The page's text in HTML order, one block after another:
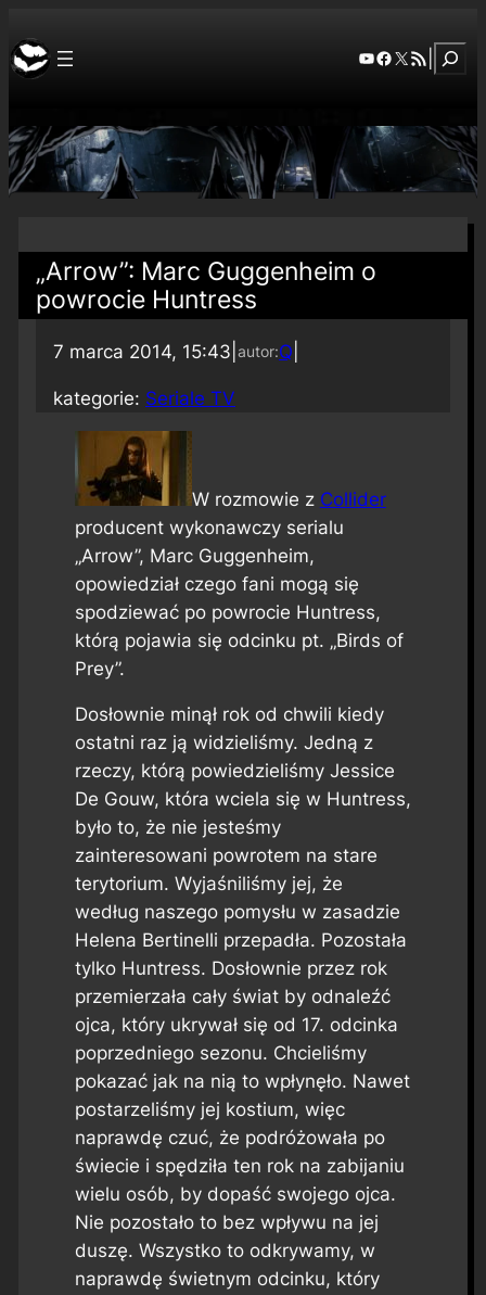
YouTube
Facebook
X RSS Feed
„Arrow”: Marc Guggenheim o
powrocie Huntress
7 marca 2014, 15:43 autor:Q
kategorie: Seriale TV
W rozmowie z Collider
producent wykonawczy serialu
„Arrow”, Marc Guggenheim,
opowiedział czego fani mogą się
spodziewać po powrocie Huntress,
którą pojawia się odcinku pt. „Birds of
Prey”.
Dosłownie minął rok od chwili kiedy
ostatni raz ją widzieliśmy. Jedną z
rzeczy, którą powiedzieliśmy Jessice
De Gouw, która wciela się w Huntress,
było to, że nie jesteśmy
zainteresowani powrotem na stare
terytorium. Wyjaśniliśmy jej, że
według naszego pomysłu w zasadzie
Helena Bertinelli przepadła. Pozostała
tylko Huntress. Dosłownie przez rok
przemierzała cały świat by odnaleźć
ojca, który ukrywał się od 17. odcinka
poprzedniego sezonu. Chcieliśmy
pokazać jak na nią to wpłynęło. Nawet
postarzeliśmy jej kostium, więc
naprawdę czuć, że podróżowała po
świecie i spędziła ten rok na zabijaniu
wielu osób, by dopaść swojego ojca.
Nie pozostało to bez wpływu na jej
duszę. Wszystko to odkrywamy, w
naprawdę świetnym odcinku, który